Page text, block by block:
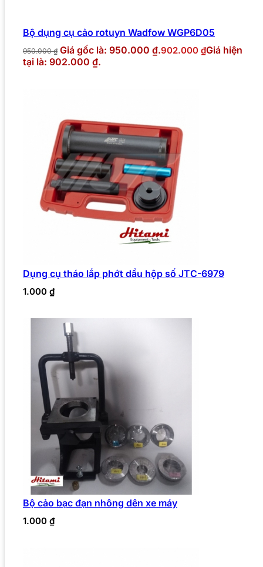
Bộ dụng cụ cảo rotuyn Wadfow WGP6D05
950.000₫ Giá gốc là: 950.000 ₫.902.000 ₫Giá hiện
tại là: 902.000 ₫.
Dụng cụ tháo lắp phớt dầu hộp số JTC-6979
1.000 ₫
Bộ cảo bạc đạn nhông dên xe máy
1.000 ₫